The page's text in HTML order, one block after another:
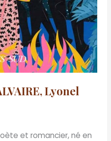
Lyonel
et romancier, né en